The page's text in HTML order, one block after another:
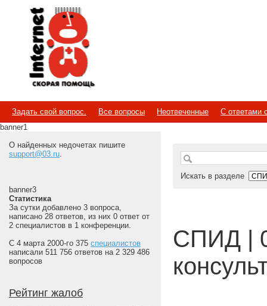
Internet
Скорая помощь
Задать свой вопрос. Все вопросы Неотвеченные
С ответами
banner1
О найденных недочетах пишите
support@03.ru.
banner3
Статистика
За сутки добавлено 3 вопроса,
написано 28 ответов, из них 0 ответ от
2 специалистов в 1 конференции.
С 4 марта 2000-го 375 специалистов
написали 511 756 ответов на 2 329 486
вопросов
Рейтинг жалоб
Искать в разделе
СПИД |